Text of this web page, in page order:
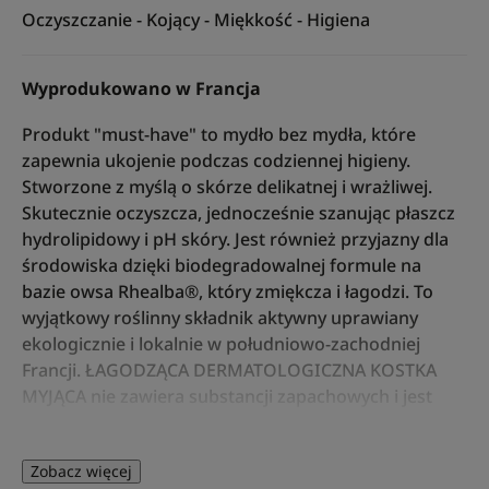
Oczyszczanie - Kojący - Miękkość - Higiena
Wyprodukowano w Francja
Produkt "must-have" to mydło bez mydła, które
zapewnia ukojenie podczas codziennej higieny.
Stworzone z myślą o skórze delikatnej i wrażliwej.
Skutecznie oczyszcza, jednocześnie szanując płaszcz
hydrolipidowy i pH skóry. Jest również przyjazny dla
środowiska dzięki biodegradowalnej formule na
bazie owsa Rhealba®, który zmiękcza i łagodzi. To
wyjątkowy roślinny składnik aktywny uprawiany
ekologicznie i lokalnie w południowo-zachodniej
Francji. ŁAGODZĄCA DERMATOLOGICZNA KOSTKA
MYJĄCA nie zawiera substancji zapachowych i jest
Zobacz więcej